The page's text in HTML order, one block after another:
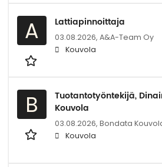
A Lattiapinnoittaja
03.08.2026, A&A-Team Oy
Kouvola
B
Tuotantotyöntekijä,
Kouvola
03.08.2026, Bondata
Kouvola